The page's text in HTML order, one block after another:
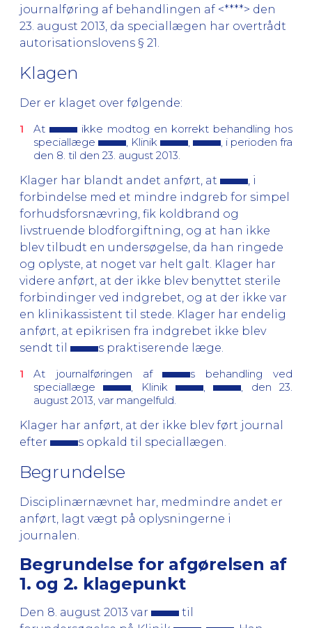
journalføring af behandlingen af <****> den
23. august 2013, da speciallægen har overtrådt
autorisationslovens § 21.
Klagen
Der er klaget over følgende:
At
ikke modtog en korrekt behandling hos
speciallæge
, Klinik
, i perioden fra
den 8. til den 23. august 2013.
Klager har blandt andet anført, at
, i
forbindelse med et mindre indgreb for simpel
forhudsforsnævring, fik koldbrand og
livstruende blodforgiftning, og at han ikke
blev tilbudt en undersøgelse, da han ringede
og oplyste, at noget var helt galt. Klager har
videre anført, at der ikke blev benyttet sterile
forbindinger ved indgrebet, og at der ikke var
en klinikassistent til stede. Klager har endelig
anført, at epikrisen fra indgrebet ikke blev
sendt til
s praktiserende læge.
At journalføringen af
s behandling ved
speciallæge
, Klinik ,
, den 23.
august 2013, var mangelfuld.
Klager har anført, at der ikke blev ført journal
efter
s opkald til speciallægen.
Begrundelse
Disciplinærnævnet har, medmindre andet er
anført, lagt vægt på oplysningerne i
journalen.
Begrundelse for afgørelsen af
1. og 2. klagepunkt
Den 8. august 2013 var
til